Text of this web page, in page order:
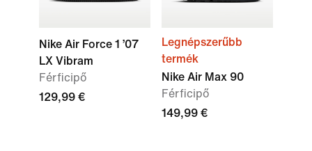
Nike Air Force 1 ’07
LX Vibram
Férficipő
129,99 €
Legnépszerűbb
termék
Nike Air Max 90
Férficipő
149,99 €